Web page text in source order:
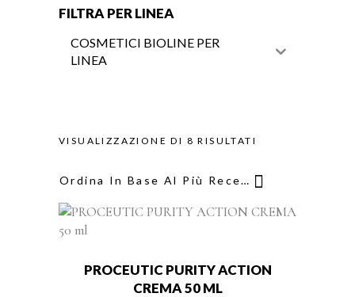
VISUALIZZAZIONE DI 8 RISULTATI
AL
Ordina In Base Al Più Recente
PROCEUTIC PURITY ACTION
CREMA 50 ML
FILTRA PER LINEA
COSMETICI BIOLINE PER
LINEA